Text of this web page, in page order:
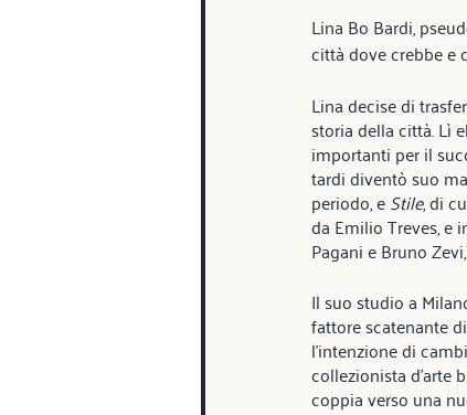
Lina Bo Bardi,
città dove crebbe e
Lina decise di
storia della città. Lì
importanti per il
tardi diventò suo
periodo, e Stile, di
da Emilio Treves, e
Pagani e Bruno Zevi,
Il suo studio a
fattore scatenante
l’intenzione di
collezionista d’arte
coppia verso una